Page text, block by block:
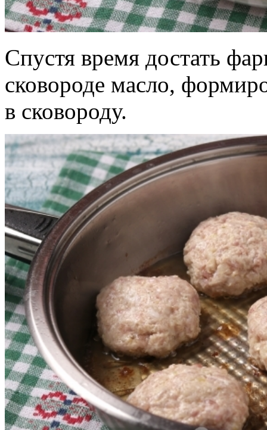
Спустя время достать
сковороде масло,
в сковороду.